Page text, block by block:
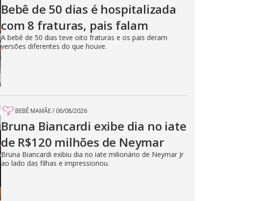
Bebê de 50 dias é hospitalizada
com 8 fraturas, pais falam
A bebê de 50 dias teve oito fraturas e os pais deram
versões diferentes do que houve.
BEBÊ MAMÃE/ 06/08/2026
Bruna Biancardi exibe dia no iate
de R$120 milhões de Neymar
Bruna Biancardi exibiu dia no iate milionário de Neymar Jr
ao lado das filhas e impressionou.